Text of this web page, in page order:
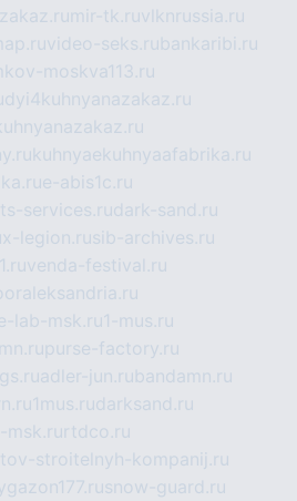
mir-tk.ruvlknrussia.ru
video-seks.rubankaribi.ru
moskva113.ru
kuhnyaekuhnyaafabrika.ru
e-abis1c.ru
services.rudark-sand.ru
x-legion.rusib-archives.ru
venda-festival.ru
lab-msk.ru1-mus.ru
purse-factory.ru
adler-jun.rubandamn.ru
1mus.rudarksand.ru
msk.ru rtdco.ru
stroitelnyh-kompanij.ru
snow-guard.ru